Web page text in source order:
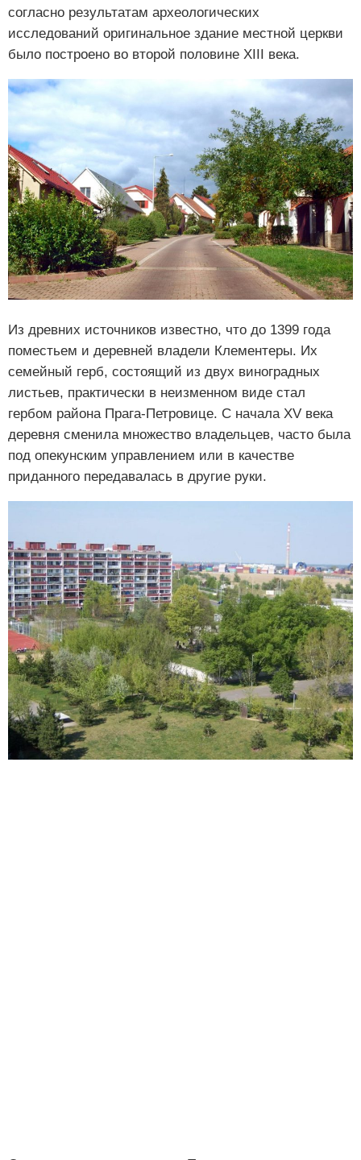
согласно результатам археологических
исследований оригинальное здание местной церкви
было построено во второй половине XIII века.
Из древних источников известно, что до 1399 года
поместьем и деревней владели Клементеры. Их
семейный герб, состоящий из двух виноградных
листьев, практически в неизменном виде стал
гербом района Прага-Петровице. С начала XV века
деревня сменила множество владельцев, часто была
под опекунским управлением или в качестве
приданного передавалась в другие руки.